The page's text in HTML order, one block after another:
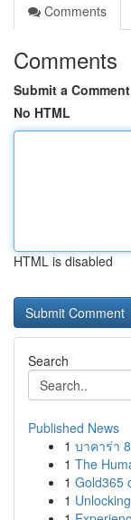
Comments
Comments
Submit a Comment
No HTML
HTML is disabled
Search
Published News
1 บาคาร่า
1 The
1 Gold365
1